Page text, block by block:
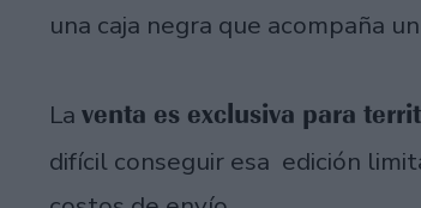
una caja negra que acompaña
La venta es exclusiva para
difícil conseguir esa edición